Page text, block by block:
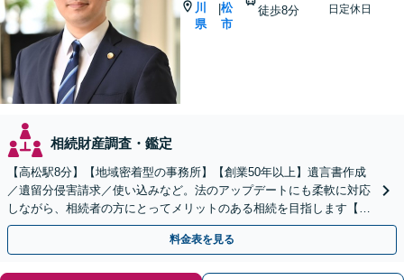
川
県
|松
市
徒歩8分
日定休日
相続財産調査・鑑定
【高松駅8分】【地域密着型の事務所】【創業50年以上】遺言書作成
／遺留分侵害請求／使い込みなど。法のアップデートにも柔軟に対応
しながら、相続者の方にとってメリットのある相続を目指します【休
日／夜間面談OK（要予約）】
料金表を見る